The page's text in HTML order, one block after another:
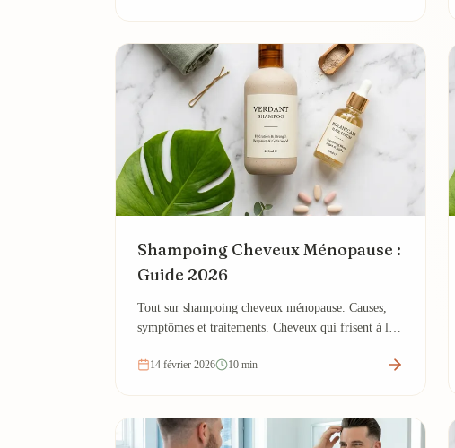
Shampoing Cheveux Ménopause :
Guide 2026
Tout sur shampoing cheveux ménopause. Causes,
symptômes et traitements. Cheveux qui frisent à la
14 février 2026 10 min